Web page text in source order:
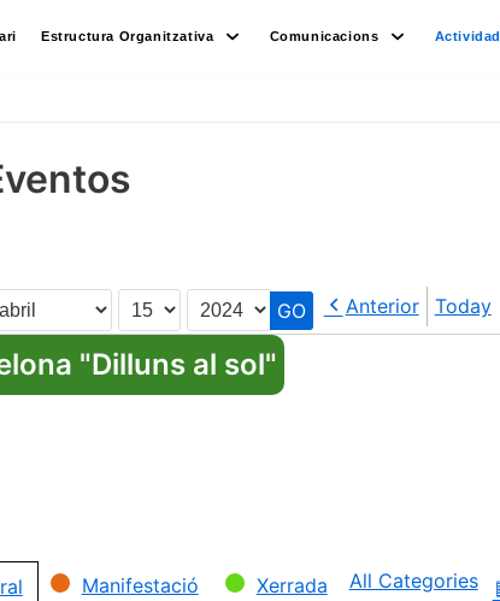
Estructura Organitzativa Comunicacions
Anterior Today
"Dilluns al sol"
Manifestació Xerrada All Categories